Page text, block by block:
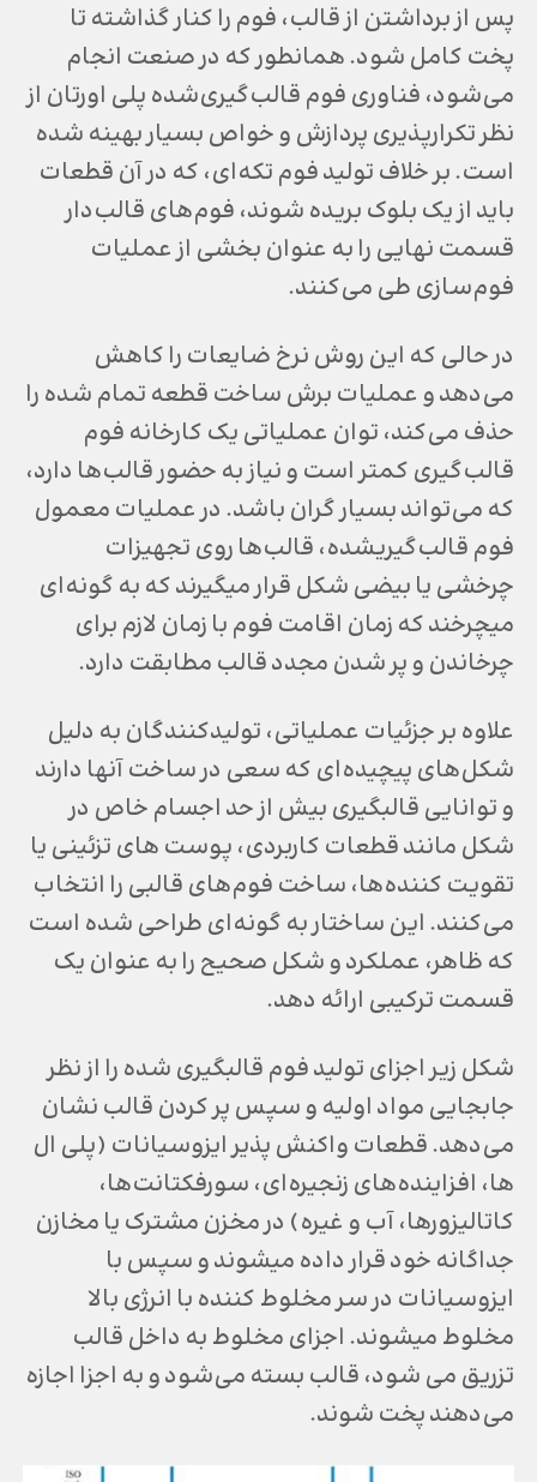
پس از برداشتن از قالب، فوم را کنار گذاشته تا
پخت کامل شود. همانطور که در صنعت انجام
می‌شود، فناوری فوم قالب‌گیری‌شده پلی اورتان از
نظر تکرارپذیری پردازش و خواص بسیار بهینه شده
است. بر خلاف تولید فوم تکه‌ای، که در آن قطعات
باید از یک بلوک بریده شوند، فوم‌های قالب‌دار
قسمت نهایی را به عنوان بخشی از عملیات
فوم‌سازی طی می‌کنند.
در حالی که این روش نرخ ضایعات را کاهش
می‌دهد و عملیات برش ساخت قطعه تمام شده را
حذف می‌کند، توان عملیاتی یک کارخانه فوم
قالب‌گیری کمتر است و نیاز به حضور قالب‌ها دارد،
که می‌تواند بسیار گران باشد. در عملیات معمول
فوم قالب‌گیری‎شده، قالب‌ها روی تجهیزات
چرخشی یا بیضی شکل قرار می‏گیرند که به گونه‌ای
می‎چرخند که زمان اقامت فوم با زمان لازم برای
چرخاندن و پر شدن مجدد قالب مطابقت دارد.
علاوه بر جزئیات عملیاتی، تولیدکنندگان به دلیل
شکل‌های پیچیده‌ای که سعی در ساخت آنها دارند
و توانایی قالب‎گیری بیش از حد اجسام خاص در
شکل مانند قطعات کاربردی، پوست های تزئینی یا
تقویت کننده‌ها، ساخت فوم‌های قالبی را انتخاب
می‌کنند. این ساختار به گونه‌ای طراحی شده است
که ظاهر، عملکرد و شکل صحیح را به عنوان یک
قسمت ترکیبی ارائه دهد.
شکل زیر اجزای تولید فوم قالب‎گیری شده را از نظر
جابجایی مواد اولیه و سپس پر کردن قالب نشان
می‌دهد. قطعات واکنش پذیر ایزوسیانات (پلی ال
ها، افزاینده‌های زنجیره‌ای، سورفکتانت‌ها،
کاتالیزورها، آب و غیره) در مخزن مشترک یا مخازن
جداگانه خود قرار داده می‎شوند و سپس با
ایزوسیانات در سر مخلوط کننده با انرژی بالا
مخلوط می‎شوند. اجزای مخلوط به داخل قالب
تزریق می شود، قالب بسته می‌‏شود و به اجزا اجازه
می‌دهند پخت شوند.